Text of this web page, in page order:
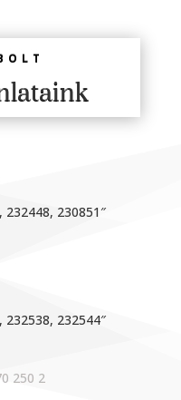
230851″
232544″